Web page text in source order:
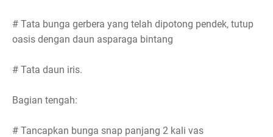
# Tata bunga gerbera yang telah dipotong pendek, tutup
oasis dengan daun asparaga bintang
# Tata daun iris.
Bagian tengah:
# Tancapkan bunga snap panjang 2 kali vas